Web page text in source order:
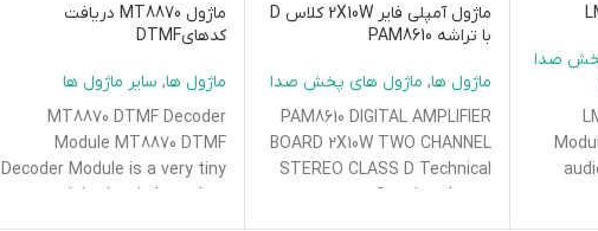
صدا
ماژول آمپلی فایر 2X10W کلاس D
با تراشه PAM8610
ماژول ها, ماژول های پخش صدا
PAM8610 DIGITAL AMPLIFIER
BOARD 2X10W TWO CHANNEL
STEREO CLASS D Technical
parameters 1.Supply voltage:
ماژول MT8870 دریافت
کدهایDTMF
ماژول ها, سایر ماژول ها
MT8870 DTMF Decoder
Module MT8870 DTMF
Decoder Module is a very tiny
module that is based on